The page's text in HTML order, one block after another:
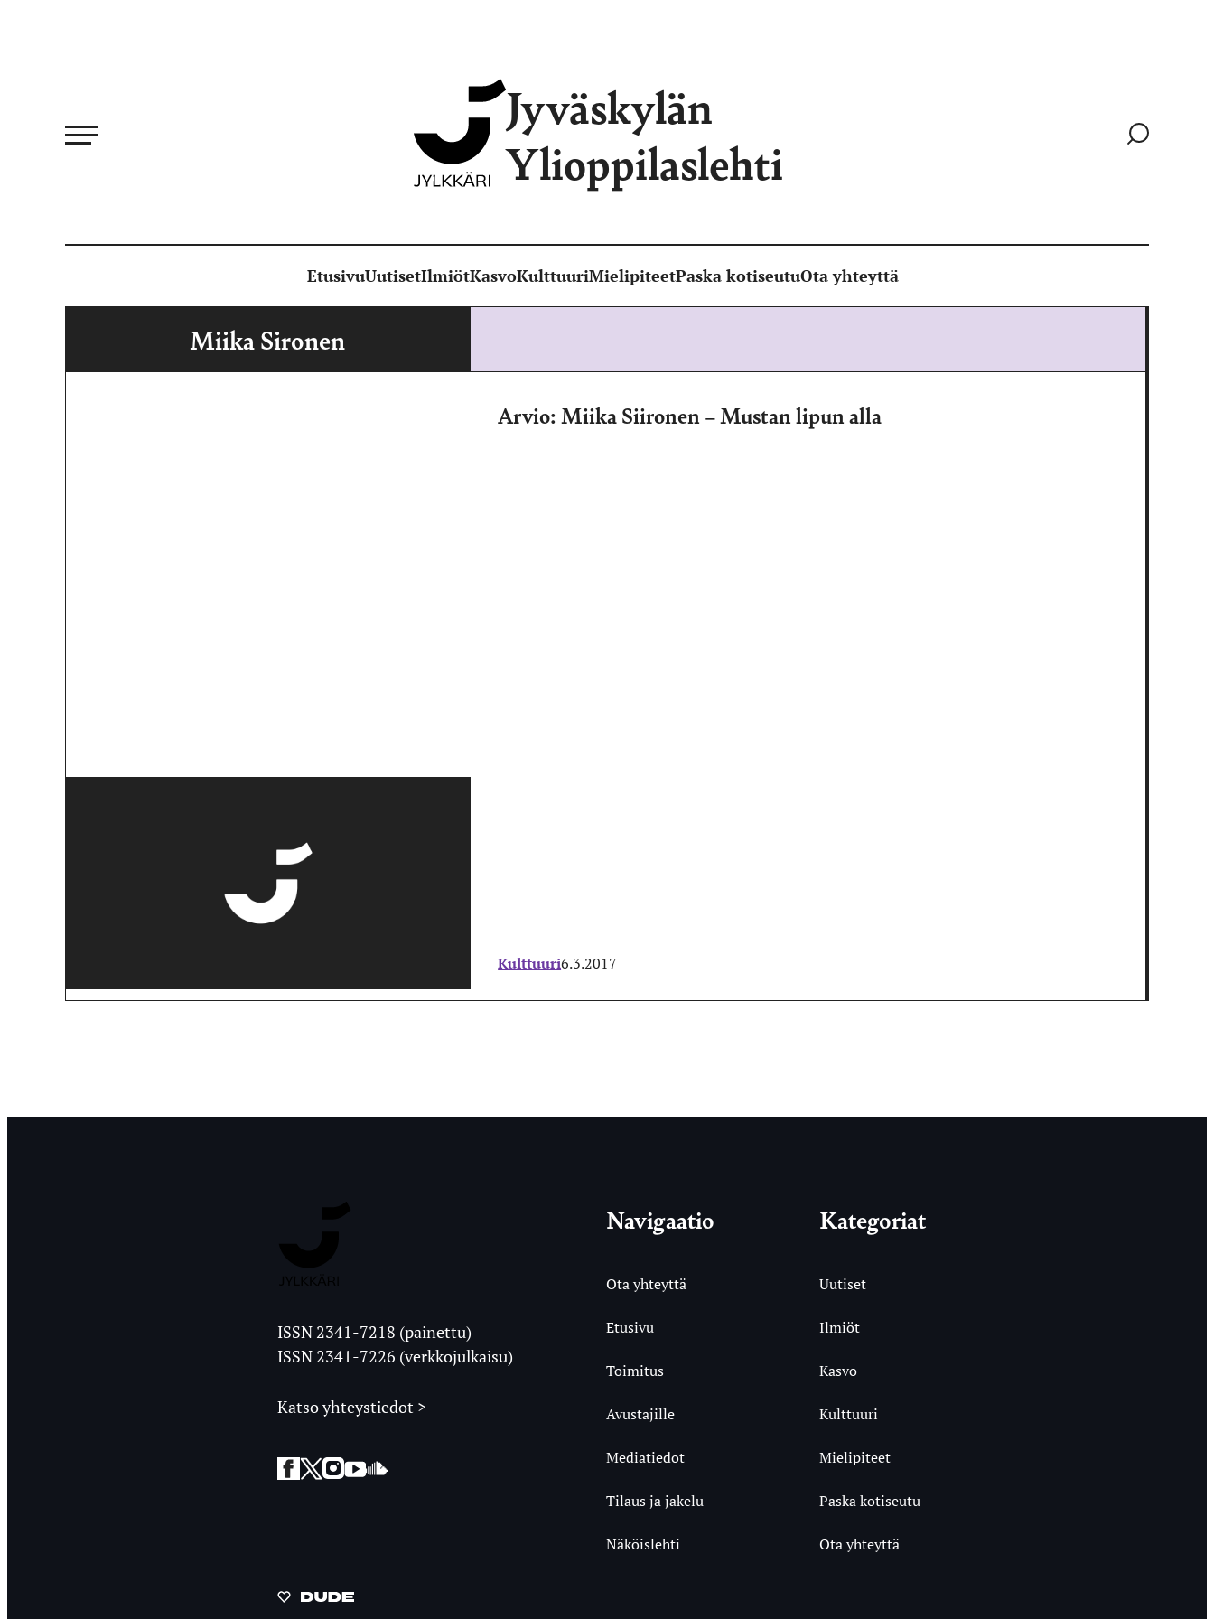
Jyväskylän
Ylioppilaslehti
Siirry
EtusivuUutisetIlmiötKasvoKulttuuriMielipiteetPaska kotiseutuOta yhteyttä
Miika Sironen
Arvio: Miika Siironen – Mustan lipun alla
Kulttuuri6.3.2017
Ylioppilaslehti
ISSN 2341-7218 (painettu)
ISSN 2341-7226 (verkkojulkaisu)
Katso yhteystiedot >
Facebook
Twitter
Instagram
YouTubeSoundCloud
Navigaatio
Ota yhteyttä
Etusivu
Toimitus
Avustajille
Mediatiedot
Tilaus ja jakelu
Näköislehti
Kategoriat
Uutiset
Ilmiöt
Kasvo
Kulttuuri
Mielipiteet
Paska kotiseutu
Ota yhteyttä